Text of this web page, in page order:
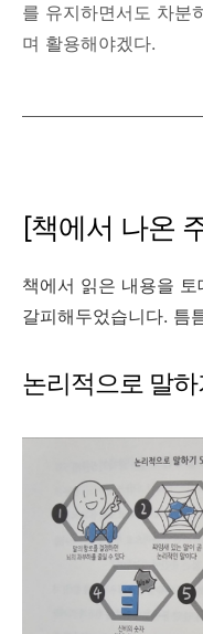
를 유지하면서도 차분
며 활용해야겠다.
[책에서 나온
책에서 읽은 내용을
갈피해두었습니다. 틈
논리적으로 말